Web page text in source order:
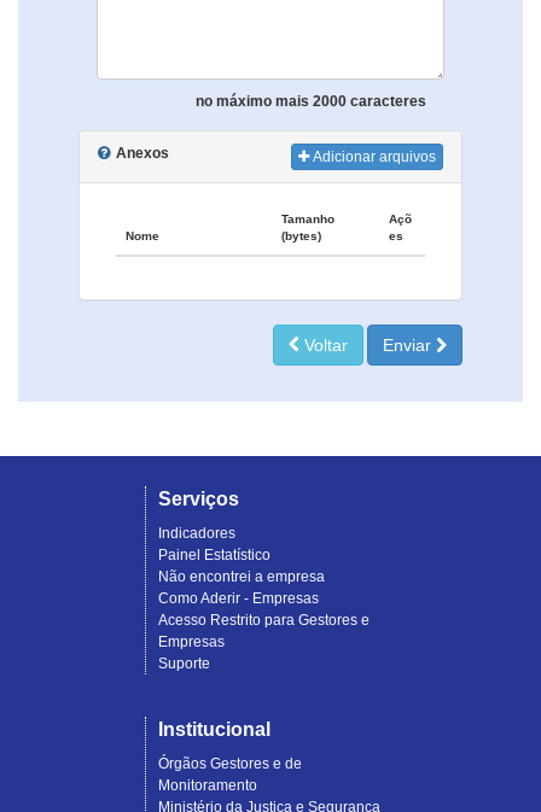
no máximo mais 2000 caracteres
Anexos Adicionar arquivos
Nome
Tamanho
(bytes)
Açõ
es
Voltar Enviar
Serviços
Indicadores
Painel Estatístico
Não encontrei a empresa
Como Aderir - Empresas
Acesso Restrito para Gestores e
Empresas
Suporte
Institucional
Órgãos Gestores e de
Monitoramento
Ministério da Justiça e Segurança